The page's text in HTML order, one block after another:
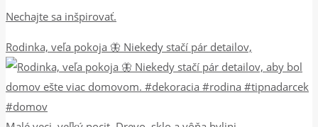
Nechajte sa inšpirovať.
Rodinka, veľa pokoja 🦋 Niekedy stačí pár detailov,